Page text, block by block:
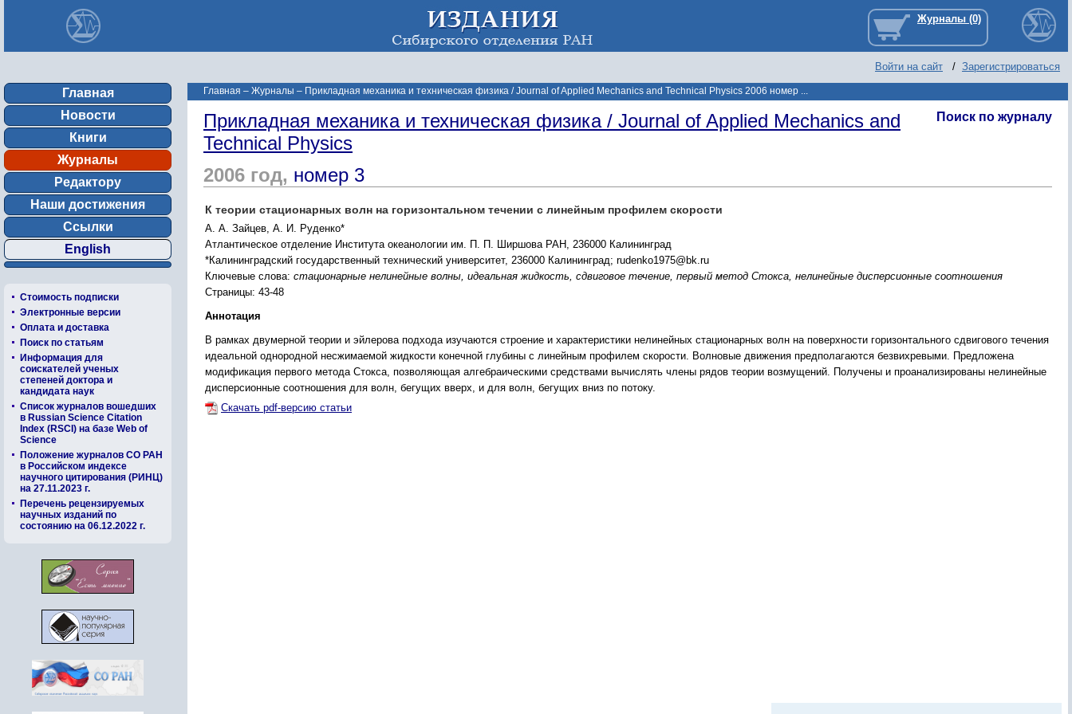
Войти на сайт / Зарегистрироваться
Главная
Новости
Книги
Журналы
Редактору
Наши достижения
Ссылки
English
Стоимость подписки
Электронные версии
Оплата и доставка
Поиск по статьям
Информация для
соискателей ученых
степеней доктора и
кандидата наук
Список журналов вошедших
в Russian Science Citation
Index (RSCI) на базе Web of
Science
Положение журналов СО РАН
в Российском индексе
научного цитирования (РИНЦ)
на 27.11.2023 г.
Перечень рецензируемых
научных изданий по
состоянию на 06.12.2022 г.
Главная – Журналы – Прикладная механика и техническая физика / Journal of Applied Mechanics and Technical Physics 2006 номер ...
Поиск по журналу
Прикладная механика и техническая физика / Journal of Applied Mechanics and
Technical Physics
2006 год, номер 3
К теории стационарных волн на горизонтальном течении с линейным профилем скорости
А. А. Зайцев, А. И. Руденко*
Атлантическое отделение Института океанологии им. П. П. Ширшова РАН, 236000 Калининград
*Калининградский государственный технический университет, 236000 Калининград; rudenko1975@bk.ru
Ключевые слова: стационарные нелинейные волны, идеальная жидкость, сдвиговое течение, первый метод Стокса, нелинейные дисперсионные соотношения
Страницы: 43-48
Аннотация
В рамках двумерной теории и эйлерова подхода изучаются строение и характеристики нелинейных стационарных волн на поверхности горизонтального сдвигового течения
идеальной однородной несжимаемой жидкости конечной глубины с линейным профилем скорости. Волновые движения предполагаются безвихревыми. Предложена
модификация первого метода Стокса, позволяющая алгебраическими средствами вычислять члены рядов теории возмущений. Получены и проанализированы нелинейные
дисперсионные соотношения для волн, бегущих вверх, и для волн, бегущих вниз по потоку.
Скачать pdf-версию статьи